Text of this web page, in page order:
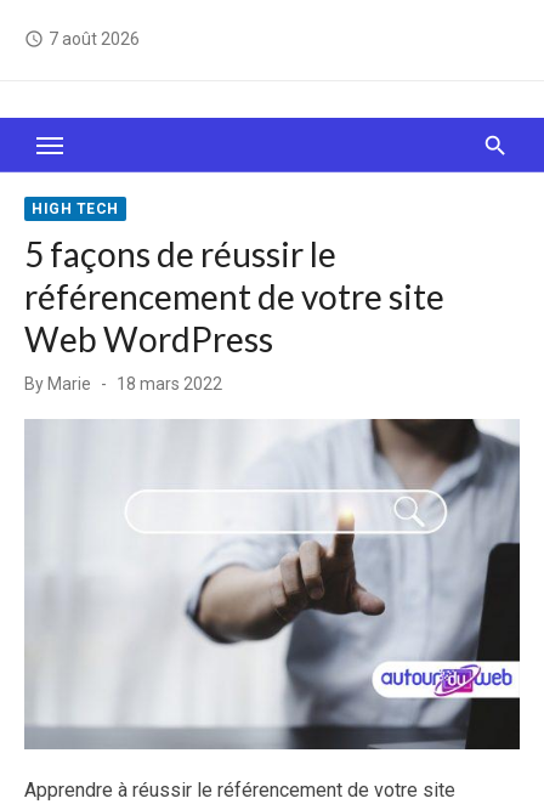
access_time 7 août 2026
Le Web, c'est comme une boîte de chocolats… On
sait jamais sur quoi on va tomber !
HIGH TECH
5 façons de réussir le
référencement de votre site
Web WordPress
By Marie
Posted
18 mars 2022
Apprendre à réussir le référencement de votre site